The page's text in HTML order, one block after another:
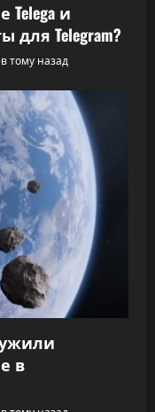
и
Telegram?
тому назад
в